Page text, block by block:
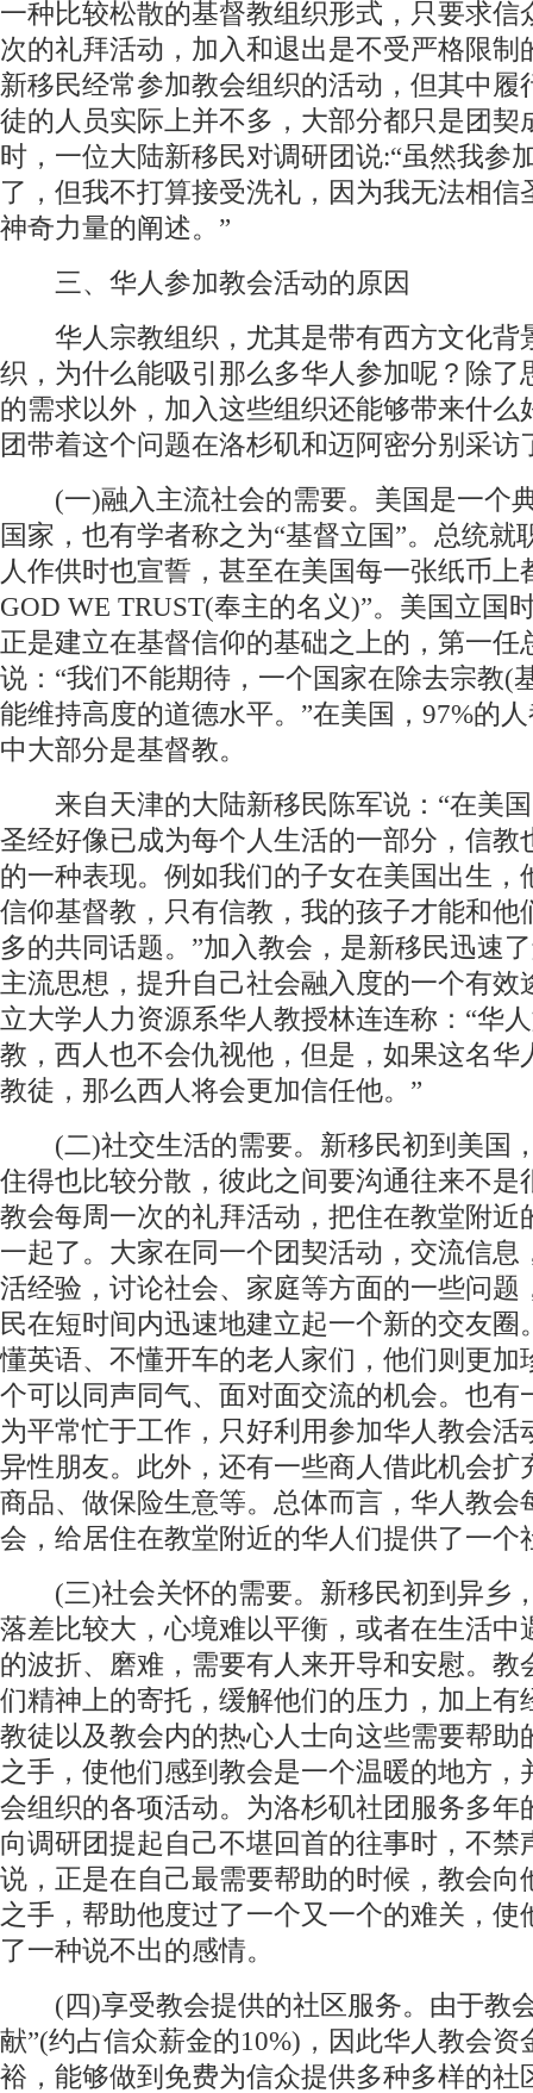
一种比较松散的基督教组织形式，只要求信
次的礼拜活动，加入和退出是不受严格限制
新移民经常参加教会组织的活动，但其中履
徒的人员实际上并不多，大部分都只是团契
时，一位大陆新移民对调研团说:“虽然我参
了，但我不打算接受洗礼，因为我无法相信
神奇力量的阐述。”
三、华人参加教会活动的原因
华人宗教组织，尤其是带有西方文化背
织，为什么能吸引那么多华人参加呢？除了
的需求以外，加入这些组织还能够带来什么
团带着这个问题在洛杉矶和迈阿密分别采访
(一)融入主流社会的需要。美国是一个
国家，也有学者称之为“基督立国”。总统就
人作供时也宣誓，甚至在美国每一张纸币上
GOD WE TRUST(奉主的名义)”。美国立国
正是建立在基督信仰的基础之上的，第一任
说：“我们不能期待，一个国家在除去宗教(
能维持高度的道德水平。”在美国，97%的
中大部分是基督教。
来自天津的大陆新移民陈军说：“在美国
圣经好像已成为每个人生活的一部分，信教
的一种表现。例如我们的子女在美国出生，
信仰基督教，只有信教，我的孩子才能和他
多的共同话题。”加入教会，是新移民迅速
主流思想，提升自己社会融入度的一个有效
立大学人力资源系华人教授林连连称：“华
教，西人也不会仇视他，但是，如果这名华
教徒，那么西人将会更加信任他。”
(二)社交生活的需要。新移民初到美国
住得也比较分散，彼此之间要沟通往来不是
教会每周一次的礼拜活动，把住在教堂附近
一起了。大家在同一个团契活动，交流信息
活经验，讨论社会、家庭等方面的一些问题
民在短时间内迅速地建立起一个新的交友圈
懂英语、不懂开车的老人家们，他们则更加
个可以同声同气、面对面交流的机会。也有
为平常忙于工作，只好利用参加华人教会活
异性朋友。此外，还有一些商人借此机会扩
商品、做保险生意等。总体而言，华人教会
会，给居住在教堂附近的华人们提供了一个
(三)社会关怀的需要。新移民初到异乡
落差比较大，心境难以平衡，或者在生活中
的波折、磨难，需要有人来开导和安慰。教
们精神上的寄托，缓解他们的压力，加上有
教徒以及教会内的热心人士向这些需要帮助
之手，使他们感到教会是一个温暖的地方，
会组织的各项活动。为洛杉矶社团服务多年
向调研团提起自己不堪回首的往事时，不禁
说，正是在自己最需要帮助的时候，教会向
之手，帮助他度过了一个又一个的难关，使
了一种说不出的感情。
(四)享受教会提供的社区服务。由于教
献”(约占信众薪金的10%)，因此华人教会资
裕，能够做到免费为信众提供多种多样的社